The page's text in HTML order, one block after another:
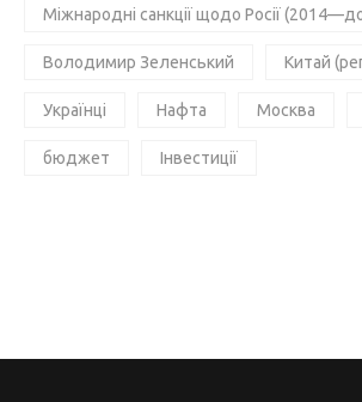
Міжнародні санкції щодо Росії
Володимир Зеленський Китай
Українці Нафта Москва
бюджет Інвестиції